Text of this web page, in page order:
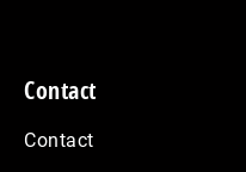
Contact
Contact